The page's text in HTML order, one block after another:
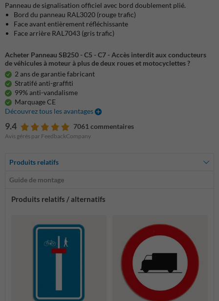
Panneau de signalisation officiel avec bord doublement plié.
Bord du panneau RAL3020 (rouge trafic)
Face avant entièrement réfléchissante
Face arrière RAL7043 (gris trafic)
Acheter Panneau SB250 - C5 - C7 - Accès interdit aux conducteurs
de véhicules à moteur à plus de deux roues et motocyclettes ?
2 ans de garantie fabricant
Stratifé anti-graffiti
99% anti-vandalisme
Marquage CE
Découvrez tous les avantages
9.4 7061 commentaires
Avis gérés par FeedbackCompany
Produits relatifs
Guide de montage
Produits relatifs / alternatifs